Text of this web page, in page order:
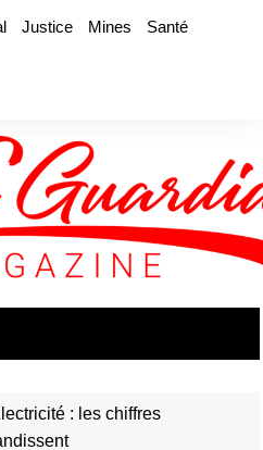
Justice Mines
Santé
: les chiffres